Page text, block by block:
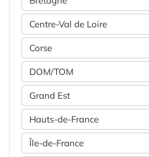
Centre-Val de Loire
Corse
DOM/TOM
Grand Est
Hauts-de-France
Île-de-France